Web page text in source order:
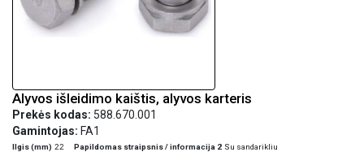
Alyvos išleidimo kaištis, alyvos karteris
Prekės kodas: 588.670.001
Gamintojas: FA1
Ilgis (mm) 22 Papildomas straipsnis / informacija 2 Su sandarikliu